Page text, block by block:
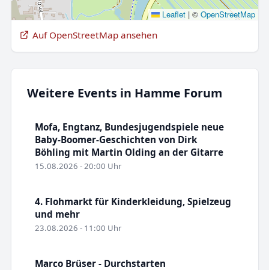
Leaflet |© OpenStreetMap
Auf OpenStreetMap ansehen
Weitere Events in Hamme Forum
Mofa, Engtanz, Bundesjugendspiele neue
Baby-Boomer-Geschichten von Dirk
Böhling mit Martin Olding an der Gitarre
15.08.2026 - 20:00 Uhr
4. Flohmarkt für Kinderkleidung, Spielzeug
und mehr
23.08.2026 - 11:00 Uhr
Marco Brüser - Durchstarten